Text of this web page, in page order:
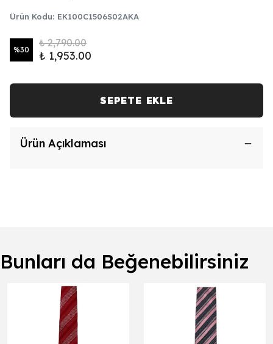
Ürün Kodu: EK100C1506S02AKA
%30
₺ 2,790.00
₺ 1,953.00
SEPETE EKLE
Ürün Açıklaması
Bunları da Beğenebilirsiniz